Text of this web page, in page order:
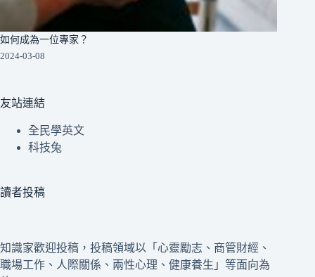
如何成為一位專家？
2024-03-08
友站連結
全民學英文
科技兔
讀者投稿
知識家歡迎投稿，投稿領域以「心靈勵志、商管財經、
職場工作、人際關係、兩性心理、健康養生」等面向為